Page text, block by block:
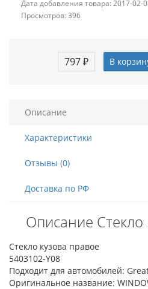
Дата добавления товара: 2017-02-
Просмотров: 396
797 ₽ В
Описание
Характеристики
Отзывы (0)
Доставка по РФ
Описание Стекло
Стекло кузова правое
5403102-Y08
Подходит для автомобилей:
Оригинальное название: